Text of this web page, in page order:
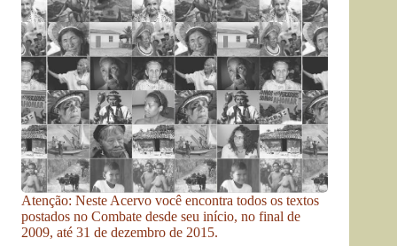
Atenção: Neste Acervo você encontra todos os textos
postados no Combate desde seu início, no final de
2009, até 31 de dezembro de 2015.